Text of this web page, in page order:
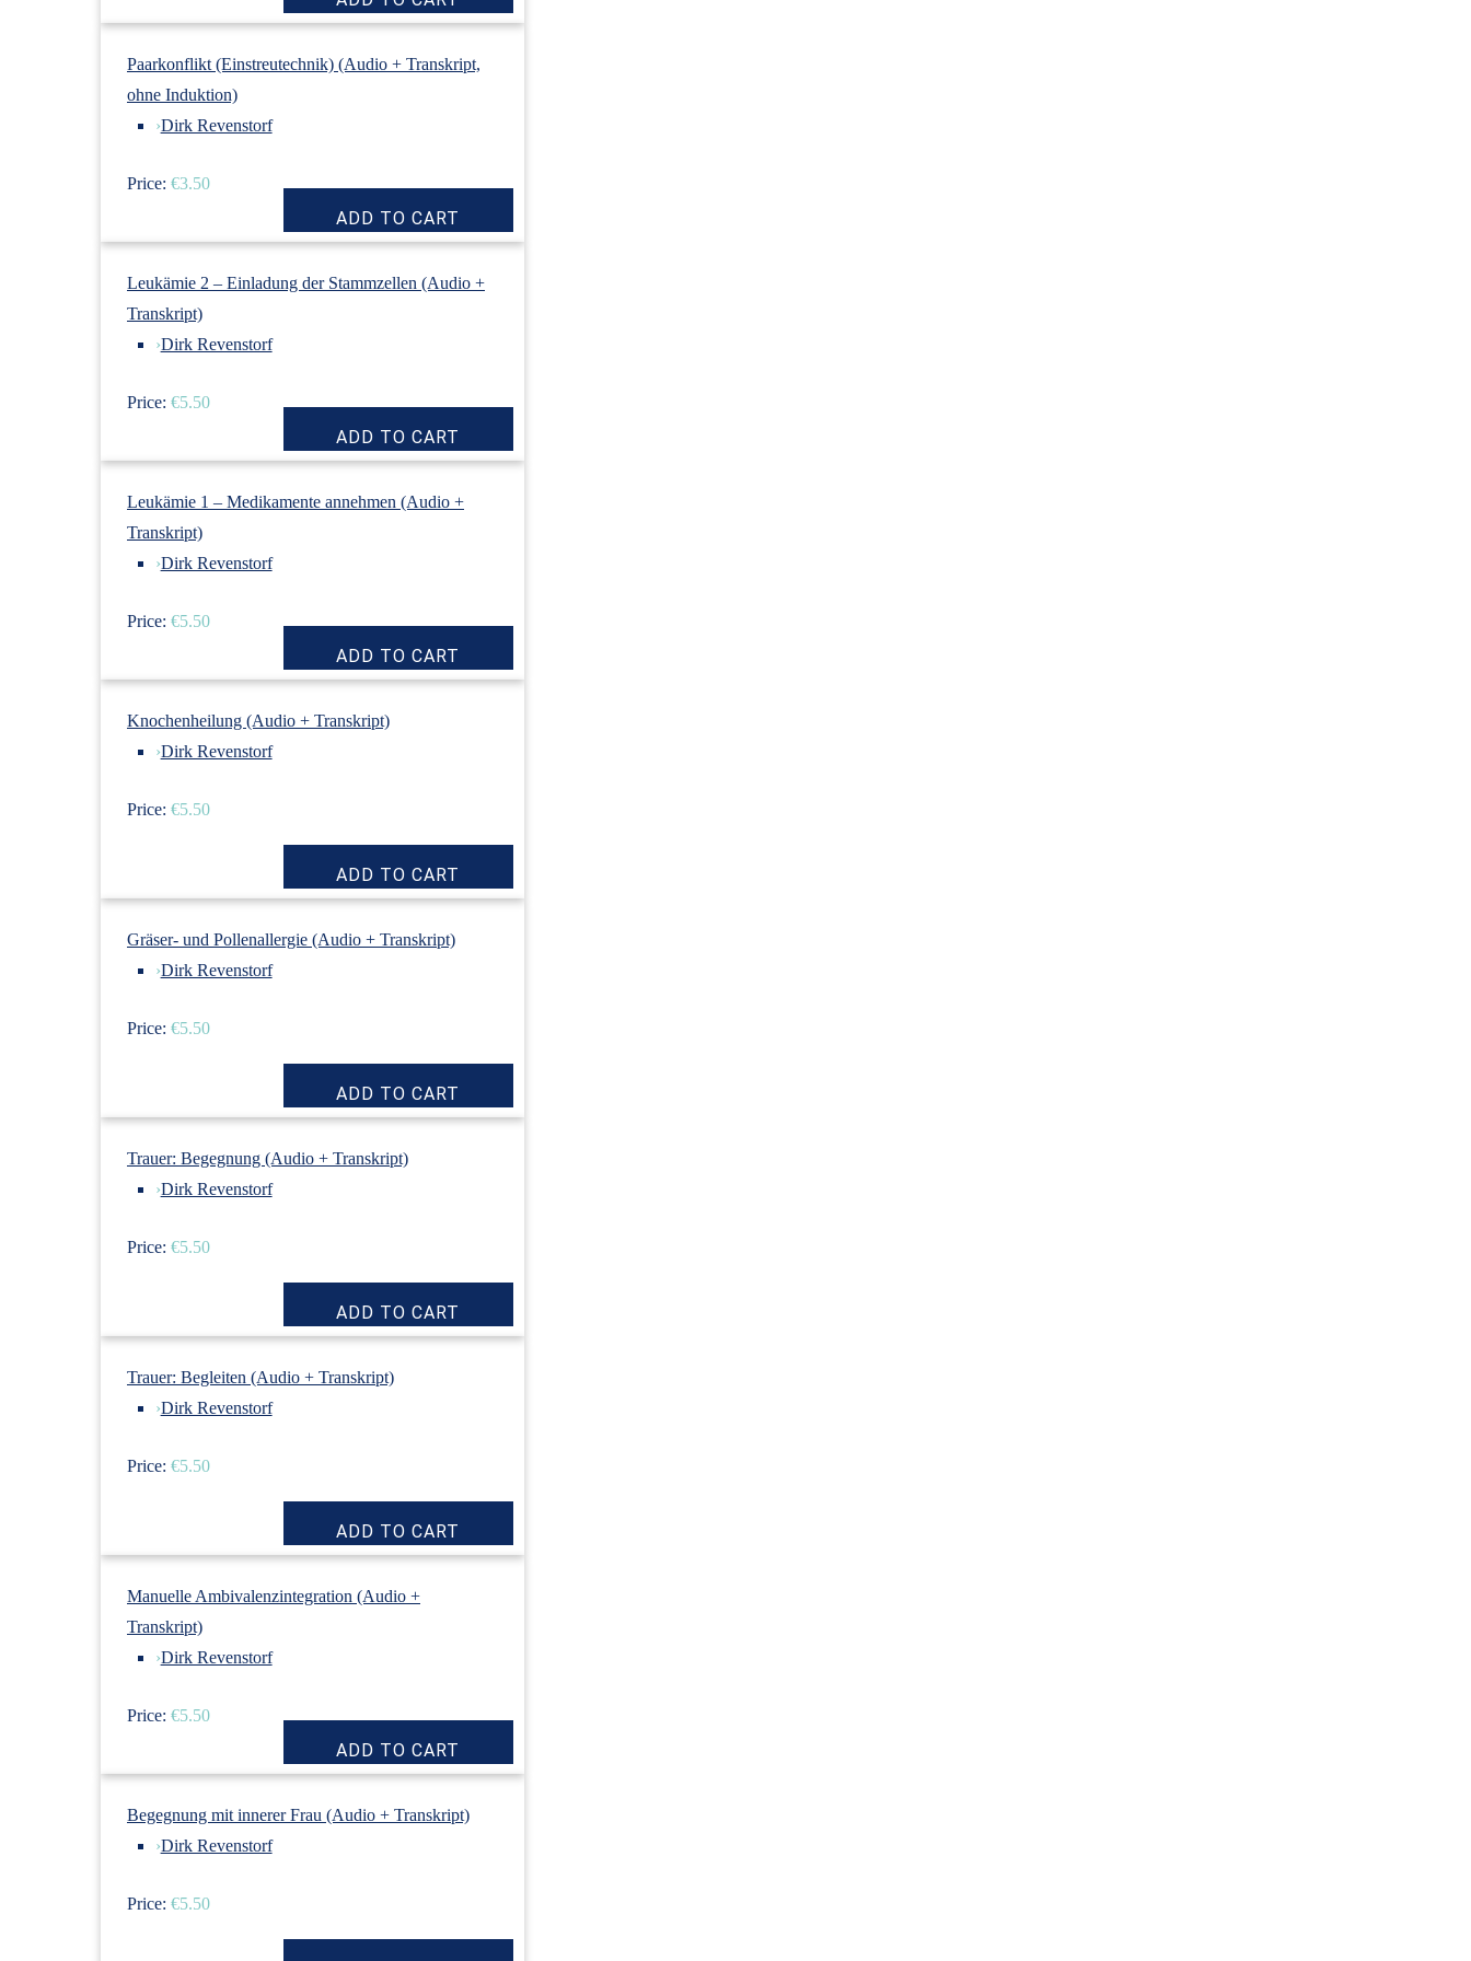
Paarkonflikt (Einstreutechnik) (Audio + Transkript,
ohne Induktion)
›Dirk Revenstorf
Price: €3.50
Leukämie 2 – Einladung der Stammzellen (Audio +
Transkript)
›Dirk Revenstorf
Price: €5.50
Leukämie 1 – Medikamente annehmen (Audio +
Transkript)
›Dirk Revenstorf
Price: €5.50
Knochenheilung (Audio + Transkript)
›Dirk Revenstorf
Price: €5.50
Gräser- und Pollenallergie (Audio + Transkript)
›Dirk Revenstorf
Price: €5.50
Trauer: Begegnung (Audio + Transkript)
›Dirk Revenstorf
Price: €5.50
Trauer: Begleiten (Audio + Transkript)
›Dirk Revenstorf
Price: €5.50
Manuelle Ambivalenzintegration (Audio +
Transkript)
›Dirk Revenstorf
Price: €5.50
Begegnung mit innerer Frau (Audio + Transkript)
›Dirk Revenstorf
Price: €5.50